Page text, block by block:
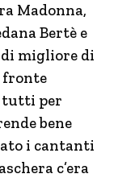
Madonna,
Bertè e
migliore di
fronte
tutti per
bene
i cantanti
c’era